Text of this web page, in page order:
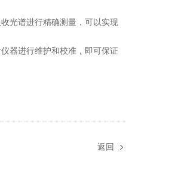
光谱进行精确测量，可以实现
器进行维护和校准，即可保证
返回